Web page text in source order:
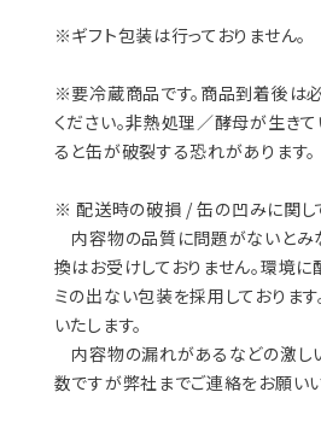
※ギフト包装は行っておりません。
※要冷蔵商品です。商品到着後は
ください。非熱処理／酵母が生き
ると缶が破裂する恐れがあります。
※ 配送時の破損 / 缶の凹みに関し
内容物の品質に問題がないとみ
換はお受けしておりません。環境に
ミの出ない包装を採用しておりま
いたします。
内容物の漏れがあるなどの激し
数ですが弊社までご連絡をお願いい